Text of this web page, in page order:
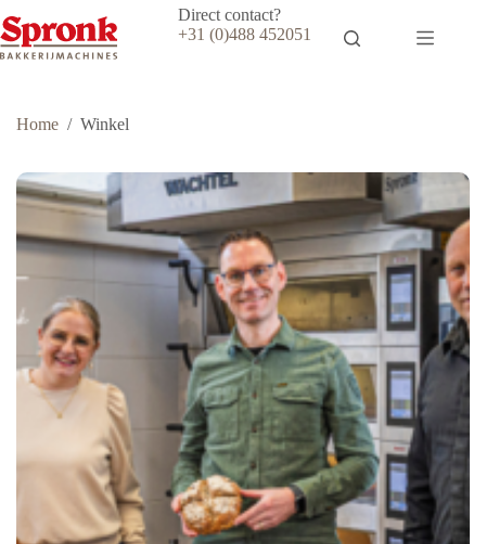
naar
de
Direct contact?
+31 (0)488 452051
Home / Winkel